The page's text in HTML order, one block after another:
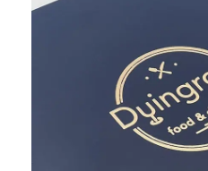
Tischaccessoires & Co